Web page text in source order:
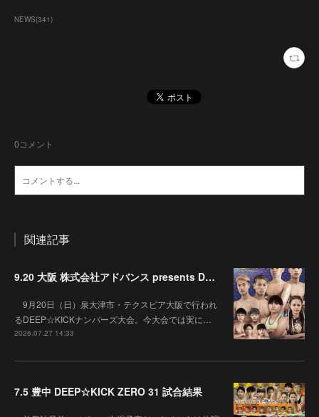
NEWS(341)
0コメント
関連記事
9.20 大阪 株式会社アドバンス presents DEEP☆KICK 79･80 7月の準決勝を勝ち抜いた6名による-53kg･-65kg･QUEEN-46kgと3つの王座決定戦の開催が決定！
9月20日（日）泉大津市・テクスピア大阪で行われ
るDEEP☆KICKナンバーズ大会。今大会では実に…
2026.07.27 14:33
7.5 豊中 DEEP☆KICK ZERO 31 試合結果